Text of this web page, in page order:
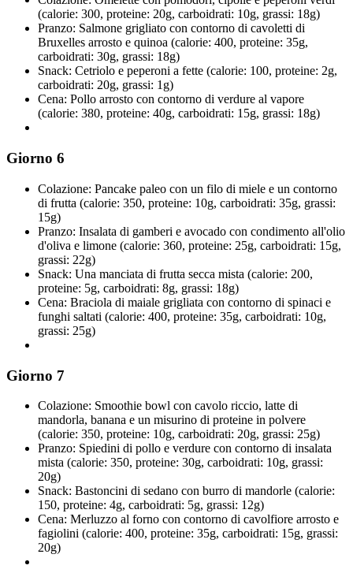
(calorie: 300, proteine: 20g, carboidrati: 10g, grassi: 18g)
Pranzo: Salmone grigliato con contorno di cavoletti di
Bruxelles arrosto e quinoa (calorie: 400, proteine: 35g,
carboidrati: 30g, grassi: 18g)
Snack: Cetriolo e peperoni a fette (calorie: 100, proteine: 2g,
carboidrati: 20g, grassi: 1g)
Cena: Pollo arrosto con contorno di verdure al vapore
(calorie: 380, proteine: 40g, carboidrati: 15g, grassi: 18g)
Giorno 6
Colazione: Pancake paleo con un filo di miele e un contorno
di frutta (calorie: 350, proteine: 10g, carboidrati: 35g, grassi:
15g)
Pranzo: Insalata di gamberi e avocado con condimento all'olio
d'oliva e limone (calorie: 360, proteine: 25g, carboidrati: 15g,
grassi: 22g)
Snack: Una manciata di frutta secca mista (calorie: 200,
proteine: 5g, carboidrati: 8g, grassi: 18g)
Cena: Braciola di maiale grigliata con contorno di spinaci e
funghi saltati (calorie: 400, proteine: 35g, carboidrati: 10g,
grassi: 25g)
Giorno 7
Colazione: Smoothie bowl con cavolo riccio, latte di
mandorla, banana e un misurino di proteine in polvere
(calorie: 350, proteine: 10g, carboidrati: 20g, grassi: 25g)
Pranzo: Spiedini di pollo e verdure con contorno di insalata
mista (calorie: 350, proteine: 30g, carboidrati: 10g, grassi:
20g)
Snack: Bastoncini di sedano con burro di mandorle (calorie:
150, proteine: 4g, carboidrati: 5g, grassi: 12g)
Cena: Merluzzo al forno con contorno di cavolfiore arrosto e
fagiolini (calorie: 400, proteine: 35g, carboidrati: 15g, grassi:
20g)